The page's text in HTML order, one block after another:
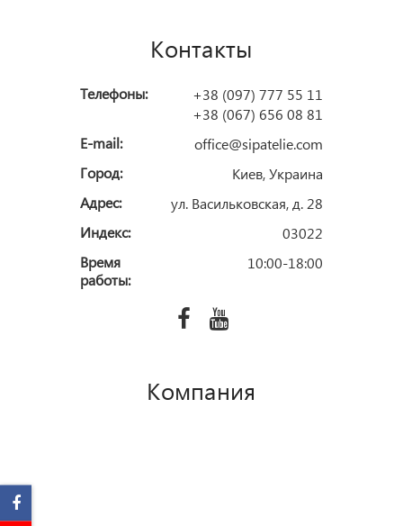
Контакты
Телефоны:
+38 (097) 777 55 11
+38 (067) 656 08 81
E-mail:
office@sipatelie.com
Город:
Киев, Украина
Адрес:
ул. Васильковская, д. 28
Индекс:
03022
Время
работы:
10:00-18:00
Компания